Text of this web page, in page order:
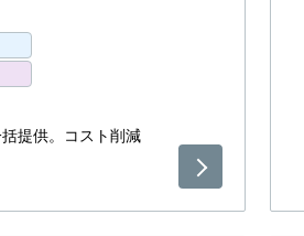
提供。コスト削減